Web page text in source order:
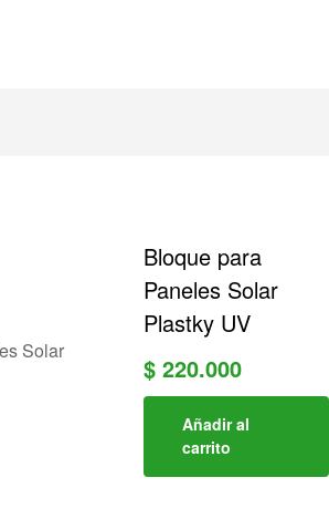
Bloque para
Paneles Solar
Plastky UV
$ 220.000
Añadir al
carrito